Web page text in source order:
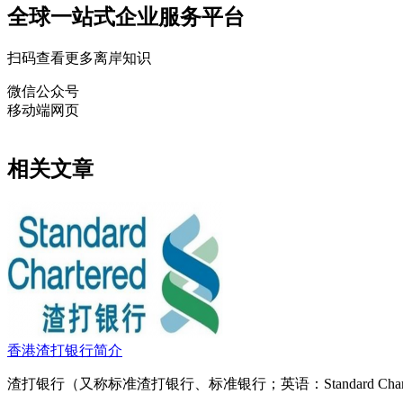
全球一站式企业服务平台
扫码查看更多离岸知识
微信公众号
移动端网页
相关文章
香港渣打银行简介
渣打银行（又称标准渣打银行、标准银行；英语：Standard